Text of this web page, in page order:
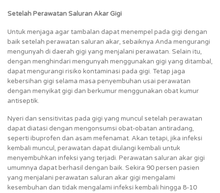
Setelah Perawatan Saluran Akar Gigi
Untuk menjaga agar tambalan dapat menempel pada gigi dengan
baik setelah perawatan saluran akar, sebaiknya Anda mengurangi
mengunyah di daerah gigi yang menjalani perawatan. Selain itu,
dengan menghindari mengunyah menggunakan gigi yang ditambal,
dapat mengurangi risiko kontaminasi pada gigi. Tetap jaga
kebersihan gigi selama masa penyembuhan usai perawatan
dengan menyikat gigi dan berkumur menggunakan obat kumur
antiseptik.
Nyeri dan sensitivitas pada gigi yang muncul setelah perawatan
dapat diatasi dengan mengonsumsi obat-obatan antiradang,
seperti ibuprofen dan asam mefenamat. Akan tetapi, jika infeksi
kembali muncul, perawatan dapat diulangi kembali untuk
menyembuhkan infeksi yang terjadi. Perawatan saluran akar gigi
umumnya dapat berhasil dengan baik. Sekira 90 persen pasien
yang menjalani perawatan saluran akar gigi mengalami
kesembuhan dan tidak mengalami infeksi kembali hingga 8-10